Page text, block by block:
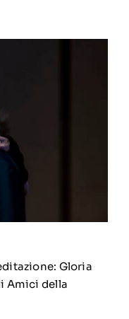
Gloria
Amici della